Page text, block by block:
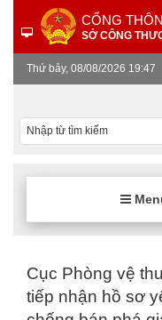
CỔNG
SỞ CÔNG
Thứ bảy, 08/08/2026 19:47
Cục Phòng vệ
tiếp nhận hồ sơ